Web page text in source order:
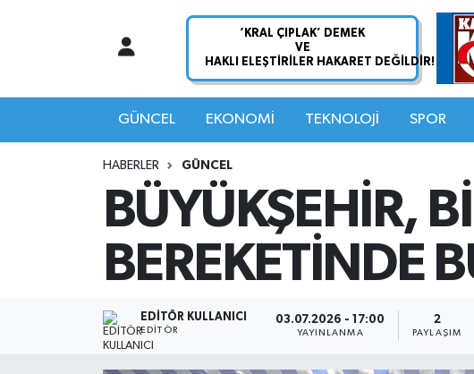
GÜNCEL EKONOMİ TEKNOLOJİ SPOR
HABERLER GÜNCEL
BÜYÜKŞEHİR,
BEREKETİNDE
EDITÖR KULLANICI
EDITÖR
03.07.2026 - 17:00
YAYINLANMA
2
PAYLAŞIM
Hava Durumu
Namaz Vakitleri
Trafik Durumu
Süper Lig Puan Durumu ve Fikstür
Son Dakika Haberleri